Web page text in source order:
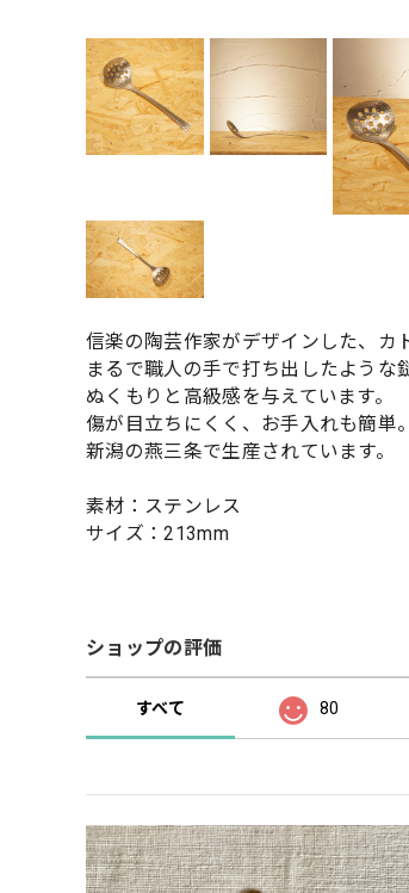
信楽の陶芸作家がデザインした、カ
まるで職人の手で打ち出したような
ぬくもりと高級感を与えています。
傷が目立ちにくく、お手入れも簡単
新潟の燕三条で生産されています。
素材：ステンレス
サイズ：213mm
ショップの評価
すべて 80